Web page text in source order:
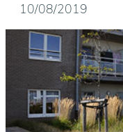
10/08/2019